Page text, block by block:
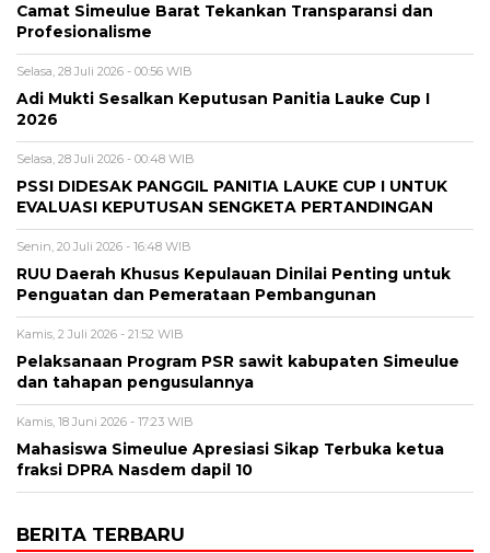
Camat Simeulue Barat Tekankan Transparansi dan
Profesionalisme
Selasa, 28 Juli 2026 - 00:56 WIB
Adi Mukti Sesalkan Keputusan Panitia Lauke Cup I
2026
Selasa, 28 Juli 2026 - 00:48 WIB
PSSI DIDESAK PANGGIL PANITIA LAUKE CUP I UNTUK
EVALUASI KEPUTUSAN SENGKETA PERTANDINGAN
Senin, 20 Juli 2026 - 16:48 WIB
RUU Daerah Khusus Kepulauan Dinilai Penting untuk
Penguatan dan Pemerataan Pembangunan
Kamis, 2 Juli 2026 - 21:52 WIB
Pelaksanaan Program PSR sawit kabupaten Simeulue
dan tahapan pengusulannya
Kamis, 18 Juni 2026 - 17:23 WIB
Mahasiswa Simeulue Apresiasi Sikap Terbuka ketua
fraksi DPRA Nasdem dapil 10
BERITA TERBARU